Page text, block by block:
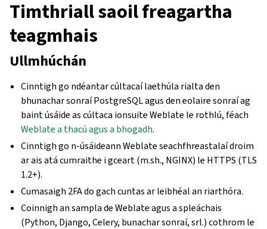
Timthriall saoil freagartha
teagmhais
Ullmhúchán
Cinntigh go ndéantar cúltacaí laethúla rialta den
bhunachar sonraí PostgreSQL agus den eolaire sonraí ag
baint úsáide as cúltaca ionsuite Weblate le rothlú, féach
Weblate a thacú agus a bhogadh.
Cinntigh go n-úsáideann Weblate seachfhreastalaí droim
ar ais atá cumraithe i gceart (m.sh., NGINX) le HTTPS (TLS
1.2+).
Cumasaigh 2FA do gach cuntas ar leibhéal an riarthóra.
Coinnigh an sampla de Weblate agus a spleáchais
(Python, Django, Celery, bunachar sonraí, srl.) cothrom le